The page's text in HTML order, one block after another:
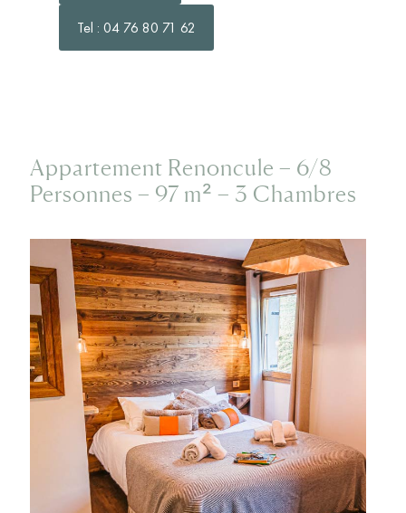
Tel : 04 76 80 71 62
Appartement Renoncule – 6/8
Personnes – 97 m² – 3 Chambres